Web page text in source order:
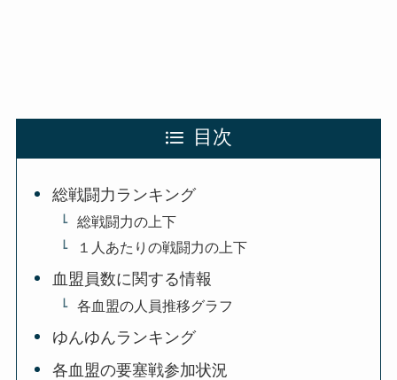
目次
総戦闘力ランキング
総戦闘力の上下
１人あたりの戦闘力の上下
血盟員数に関する情報
各血盟の人員推移グラフ
ゆんゆんランキング
各血盟の要塞戦参加状況